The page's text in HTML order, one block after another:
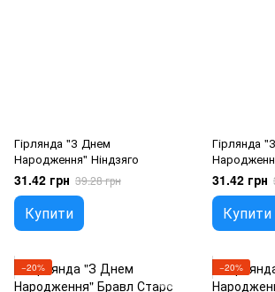
Гірлянда "З Днем
Народження" Ніндзяго
31.42 грн 39.28 грн
Купити
Гірлянда
31.42 грн
Купити
−20% −20%